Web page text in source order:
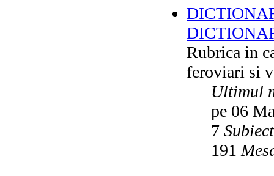
Rubrica in
feroviari si
Ultimul
pe 06
7
191